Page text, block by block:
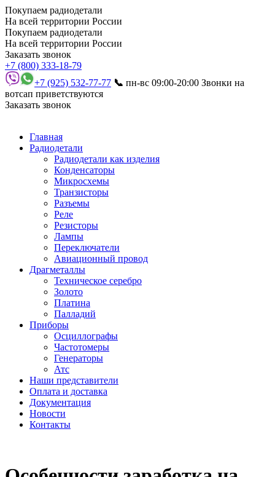
Покупаем радиодетали
На всей территории России
Покупаем радиодетали
На всей территории России
Заказать звонок
+7 (800) 333-18-79
+7 (925) 532-77-77 📞 пн-вс 09:00-20:00 Звонки на
вотсап приветствуются
Заказать звонок
Главная
Радиодетали
Радиодетали как изделия
Конденсаторы
Микросхемы
Транзисторы
Разъемы
Реле
Резисторы
Лампы
Переключатели
Авиационный провод
Драгметаллы
Техническое серебро
Золото
Платина
Палладий
Приборы
Осциллографы
Частотомеры
Генераторы
Атс
Наши представители
Оплата и доставка
Документация
Новости
Контакты